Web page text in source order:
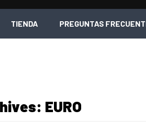
TIENDA PREGUNTAS
EURO